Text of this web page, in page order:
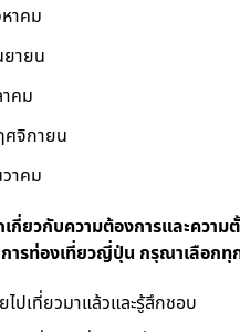
าคม
ายน
คม
จิกายน
าคม
กี่ยวกับความต้องการและความ
ารท่องเที่ยวญี่ปุ่น กรุณาเลือกทุ
ไปเที่ยวมาแล้วและรู้สึกชอบ